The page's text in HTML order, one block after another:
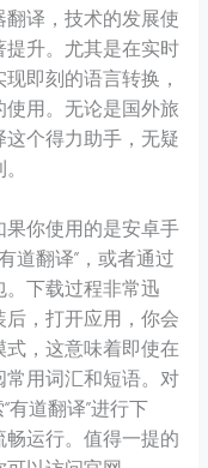
译，技术的发展使
升。尤其是在实时
即刻的语言转换，
用。无论是国外旅
个得力助手，无疑
你使用的是安卓手
道翻译”，或者通过
下载过程非常迅
，打开应用，你会
，这意味着即使在
用词汇和短语。对
有道翻译”进行下
运行。值得一提的